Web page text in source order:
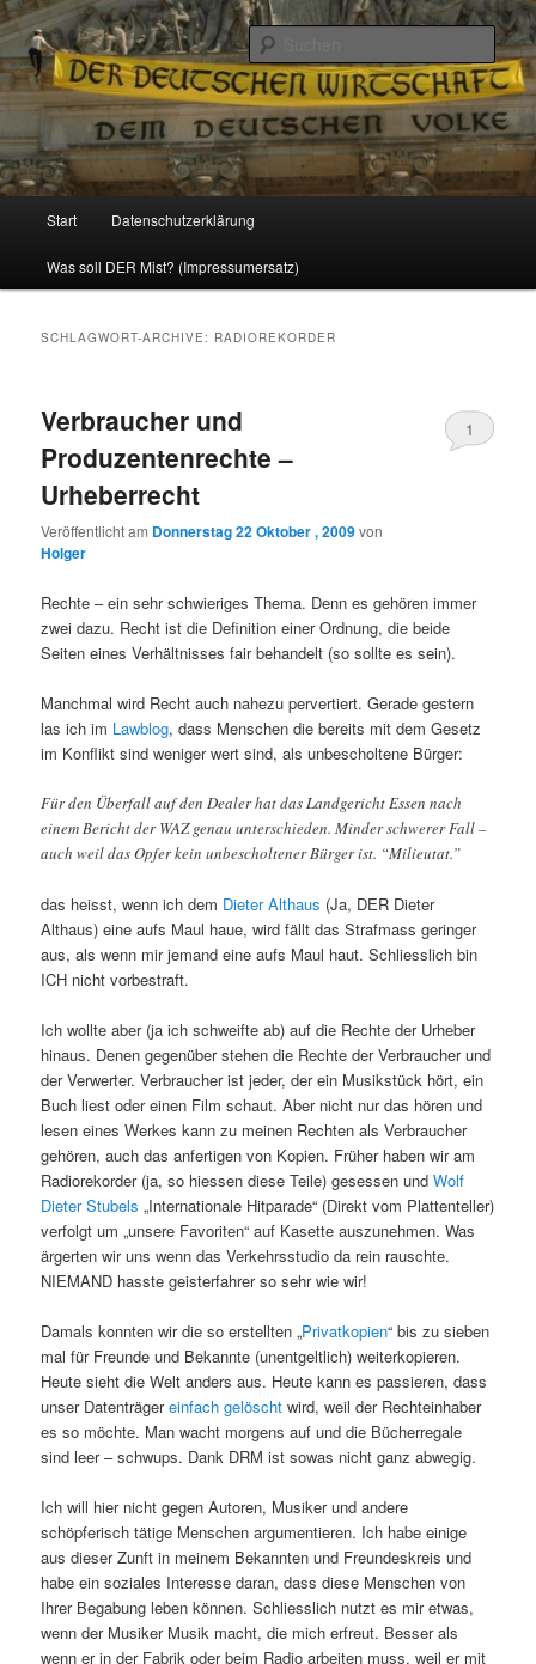
Reizzentrum
Politik, Wirtschaft, Soziales und Gesellschaft
Zum
Inhalt
Zum
sekundären
Start Datenschutzerklärung
Was soll DER Mist? (Impressumersatz)
SCHLAGWORT-ARCHIVE: RADIOREKORDER
Verbraucher und
Produzentenrechte –
Urheberrecht
Veröffentlicht am Donnerstag 22 Oktober , 2009von
Holger
1
Rechte – ein sehr schwieriges Thema. Denn es gehören immer
zwei dazu. Recht ist die Definition einer Ordnung, die beide
Seiten eines Verhältnisses fair behandelt (so sollte es sein).
Manchmal wird Recht auch nahezu pervertiert. Gerade gestern
las ich im Lawblog, dass Menschen die bereits mit dem Gesetz
im Konflikt sind weniger wert sind, als unbescholtene Bürger:
Für den Überfall auf den Dealer hat das Landgericht Essen nach
einem Bericht der WAZ genau unterschieden. Minder schwerer Fall –
auch weil das Opfer kein unbescholtener Bürger ist. “Milieutat.”
das heisst, wenn ich dem Dieter Althaus (Ja, DER Dieter
Althaus) eine aufs Maul haue, wird fällt das Strafmass geringer
aus, als wenn mir jemand eine aufs Maul haut. Schliesslich bin
ICH nicht vorbestraft.
Ich wollte aber (ja ich schweifte ab) auf die Rechte der Urheber
hinaus. Denen gegenüber stehen die Rechte der Verbraucher und
der Verwerter. Verbraucher ist jeder, der ein Musikstück hört, ein
Buch liest oder einen Film schaut. Aber nicht nur das hören und
lesen eines Werkes kann zu meinen Rechten als Verbraucher
gehören, auch das anfertigen von Kopien. Früher haben wir am
Radiorekorder (ja, so hiessen diese Teile) gesessen undWolf
Dieter Stubels „Internationale Hitparade“ (Direkt vom Plattenteller)
verfolgt um „unsere Favoriten“ auf Kasette auszunehmen. Was
ärgerten wir uns wenn das Verkehrsstudio da rein rauschte.
NIEMAND hasste geisterfahrer so sehr wie wir!
Damals konnten wir die so erstellten „Privatkopien“ bis zu sieben
mal für Freunde und Bekannte (unentgeltlich) weiterkopieren.
Heute sieht die Welt anders aus. Heute kann es passieren, dass
unser Datenträgereinfach gelöschtwird, weil der Rechteinhaber
es so möchte. Man wacht morgens auf und die Bücherregale
sind leer – schwups. Dank DRM ist sowas nicht ganz abwegig.
Ich will hier nicht gegen Autoren, Musiker und andere
schöpferisch tätige Menschen argumentieren. Ich habe einige
aus dieser Zunft in meinem Bekannten und Freundeskreis und
habe ein soziales Interesse daran, dass diese Menschen von
Ihrer Begabung leben können. Schliesslich nutzt es mir etwas,
wenn der Musiker Musik macht, die mich erfreut. Besser als
wenn er in der Fabrik oder beim Radio arbeiten muss, weil er mit